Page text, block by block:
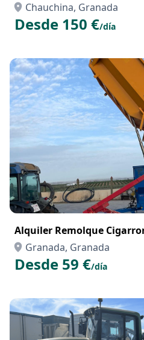
Chauchina, Granada
Desde 150 €/día
Alquiler Remolque
Granada, Granada
Desde 59 €/día